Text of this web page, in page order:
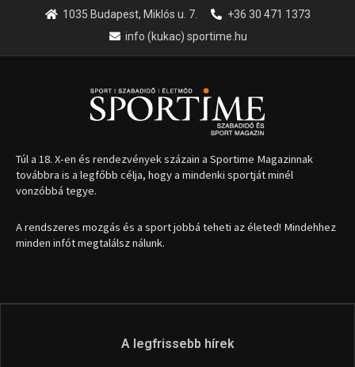
1035 Budapest, Miklós u. 7.
+36 30 471 1373
info (kukac) sportime.hu
Túl a 18. X-en és rendezvények százain a Sportime Magazinnak
továbbra is a legfőbb célja, hogy a mindenki sportját minél
vonzóbbá tegye.
A rendszeres mozgás és a sport jobbá teheti az életed! Mindehhez
minden infót megtalálsz nálunk.
A legfrissebb hírek